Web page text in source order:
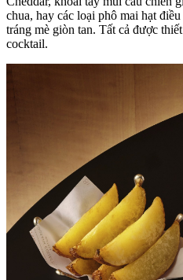
chua, hay các loại phô mai hạt
tráng mè giòn tan. Tất cả được
cocktail.